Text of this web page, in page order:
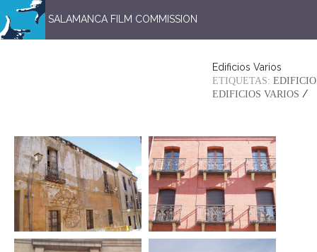
SALAMANCA FILM COMMISSION
Edificios Varios
ETIQUETAS:
EDIFICIOS VARIOS /